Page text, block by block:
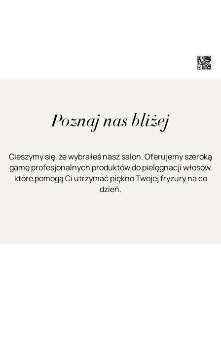
Poznaj nas bliżej
Cieszymy się, że wybrałeś nasz salon. Oferujemy szeroką
gamę profesjonalnych produktów do pielęgnacji włosów,
które pomogą Ci utrzymać piękno Twojej fryzury na co
dzień.